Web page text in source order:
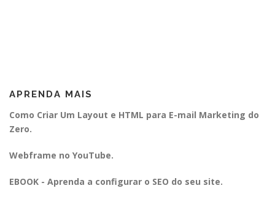
APRENDA MAIS
Como Criar Um Layout e HTML para E-mail Marketing do
Zero.
Webframe no YouTube.
EBOOK - Aprenda a configurar o SEO do seu site.